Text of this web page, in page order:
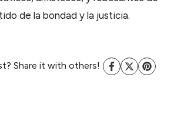
de la bondad y la justicia.
Share it with others!